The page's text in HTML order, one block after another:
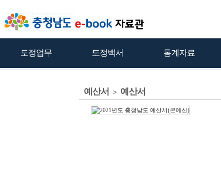
도정업무 도정백서 통계자료
예산서 > 예산서